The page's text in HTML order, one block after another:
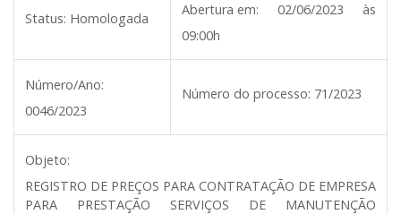
Status: Homologada
Abertura em:
02/06/2023 às
09:00h
Número/Ano:
0046/2023
Número do processo: 71/2023
Objeto:
REGISTRO DE PREÇOS PARA CONTRATAÇÃO DE EMPRESA
PARA PRESTAÇÃO SERVIÇOS DE MANUTENÇÃO